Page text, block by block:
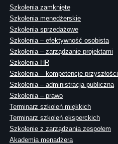
Szkolenia zamknięte
Szkolenia menedżerskie
Szkolenia sprzedażowe
Szkolenia – efektywność osobista
Szkolenia – zarządzanie projektami
Szkolenia HR
Szkolenia – kompetencje przyszłości
Szkolenia – administracja publiczna
Szkolenia – prawo
Terminarz szkoleń miękkich
Terminarz szkoleń eksperckich
Szkolenie z zarządzania zespołem
Akademia menadżera